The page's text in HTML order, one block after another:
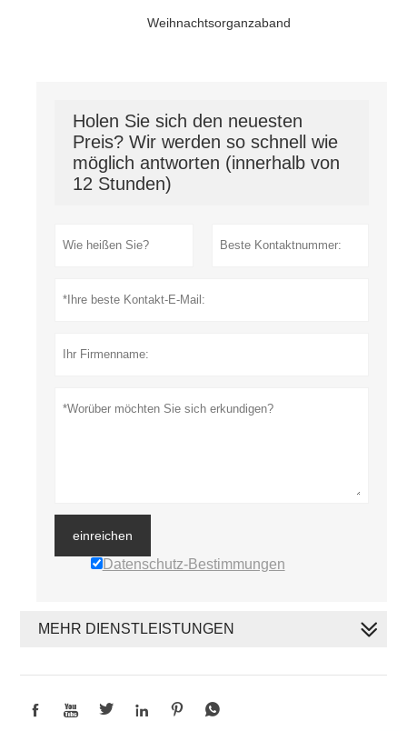
Weihnachtsorganzaband
Holen Sie sich den neuesten
Preis? Wir werden so schnell wie
möglich antworten (innerhalb von
12 Stunden)
einreichen
Datenschutz-Bestimmungen
MEHR DIENSTLEISTUNGEN
     